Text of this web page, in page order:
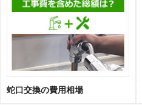
蛇口交換の費用相場